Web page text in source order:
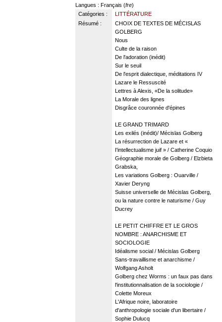
Langues : Français (fre)
Catégories :
LITTÉRATURE
Résumé :
CHOIX DE TEXTES DE MÉCISLAS
GOLBERG
Nous
Culte de la raison
De l'adoration (inédit)
Sur le seuil
De l'esprit dialectique, méditations IV
Lazare le Ressuscité
Lettres à Alexis, «De la solitude»
La Morale des lignes
Disgrâce couronnée d'épines
LE GRAND TRIMARD
Les exilés (inédit)/ Mécislas Golberg
La résurrection de Lazare et «
I'intellectualisme juif » / Catherine Coquio
Géographie morale de Golberg / Elzbieta
Grabska,
Les variations Golberg : Ouarville /
Xavier Deryng
Suisse universelle de Mécislas Golberg,
ou la nature contre le naturisme / Guy
Ducrey
LE PETIT CHIFFRE ET LE GROS
NOMBRE : ANARCHISME ET
SOCIOLOGIE
Idéalisme social / Mécislas Golberg
Sans-travaillisme et anarchisme /
Wolfgang Asholt
Golberg chez Worms : un faux pas dans
l'institutionnalisation de la sociologie /
Colette Moreux
L'Afrique noire, laboratoire
d'anthropologie sociale d'un libertaire /
Sophie Dulucq